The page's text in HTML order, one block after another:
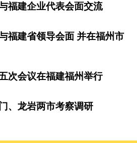
福建企业代表会面交流
福建省领导会面 并在福州市
次会议在福建福州举行
、龙岩两市考察调研